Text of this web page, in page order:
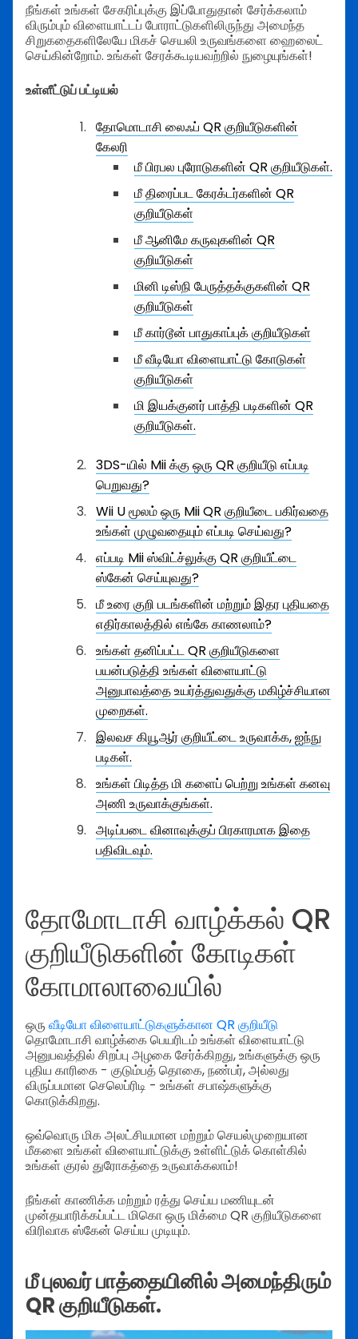
நீங்கள் உங்கள் சேகரிப்புக்கு இப்போதுதான் சேர்க்கலாம்
விரும்பும் விளையாட்டப் போராட்டுகளிலிருந்து அமைந்த
சிறுகதைகளிலேயே மிகச் செயலி உருவங்களை ஹைலைட்
செய்கின்றோம். உங்கள் சேரக்கூடியவற்றில் நுழையுங்கள்!
உள்ளீட்டுப் பட்டியல்
தோமொடாசி லைஃப் QR குறியீடுகளின்
கேலரி
மீ பிரபல புரோடுகளின் QR குறியீடுகள்.
மீ திரைப்பட கேரக்டர்களின் QR
குறியீடுகள்
மீ ஆனிமே கருவுகளின் QR
குறியீடுகள்
மினி டிஸ்நி பேருத்தக்குகளின் QR
குறியீடுகள்
மீ கார்டூன் பாதுகாப்புக் குறியீடுகள்
மீ வீடியோ விளையாட்டு கோடுகள்
குறியீடுகள்
மி இயக்குனர் பாத்தி படிகளின் QR
குறியீடுகள்.
3DS-யில் Mii க்கு ஒரு QR குறியீடு எப்படி
பெறுவது?
Wii U மூலம் ஒரு Mii QR குறியீடை பகிர்வதை
உங்கள் முழுவதையும் எப்படி செய்வது?
எப்படி Mii ஸ்விட்ச்லுக்கு QR குறியீட்டை
ஸ்கேன் செய்யுவது?
மீ உரை குறி படங்களின் மற்றும் இதர புதியதை
எதிர்காலத்தில் எங்கே காணலாம்?
உங்கள் தனிப்பட்ட QR குறியீடுகளை
பயன்படுத்தி உங்கள் விளையாட்டு
அனுபாவத்தை உயர்த்துவதுக்கு மகிழ்ச்சியான
முறைகள்.
இலவச கியூஆர் குறியீட்டை உருவாக்க, ஐந்நு
படிகள்.
உங்கள் பிடித்த மி களைப் பெற்று உங்கள் கனவு
அணி உருவாக்குங்கள்.
அடிப்படை வினாவுக்குப் பிரகாரமாக இதை
பதிவிடவும்.
தோமோடாசி வாழ்க்கல் QR
குறியீடுகளின் கோடிகள்
கோமாலாவையில்
ஒரு வீடியோ விளையாட்டுகளுக்கான QR குறியீடு
தொமோடாசி வாழ்க்கை பெயரிடம் உங்கள் விளையாட்டு
அனுபவத்தில் சிறப்பு அழகை சேர்க்கிறது, உங்களுக்கு ஒரு
புதிய காரிகை - குடும்பத் தொகை, நண்பர், அல்லது
விருப்பமான செலெப்ரிடி - உங்கள் சபாஷ்களுக்கு
கொடுக்கிறது.
ஒவ்வொரு மிக அலட்சியமான மற்றும் செயல்முறையான
மீகளை உங்கள் விளையாட்டுக்கு உள்ளிட்டுக் கொள்கில்
உங்கள் குரல் துரோகத்தை உருவாக்கலாம்!
நீங்கள் காணிக்க மற்றும் ரத்து செய்ய மணியுடன்
முன்தயாரிக்கப்பட்ட மிகொ ஒரு மிக்மை QR குறியீடுகளை
விரிவாக ஸ்கேன் செய்ய முடியும்.
மீ புலவர் பாத்தையினில் அமைந்திரும்
QR குறியீடுகள்.